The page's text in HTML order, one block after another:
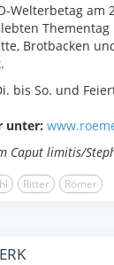
Welterbetag am
Brotbacken
bis So. und
unter:
Caput limitis/
Ritter Römer